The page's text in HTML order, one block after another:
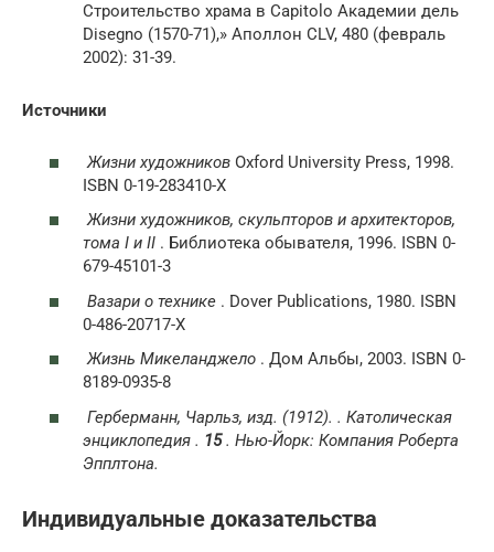
Строительство храма в Capitolo Академии дель
Disegno (1570-71),» Аполлон CLV, 480 (февраль
2002): 31-39.
Источники
Жизни художников Oxford University Press, 1998.
ISBN 0-19-283410-X
Жизни художников, скульпторов и архитекторов,
тома I и II . Библиотека обывателя, 1996. ISBN 0-
679-45101-3
Вазари о технике . Dover Publications, 1980. ISBN
0-486-20717-X
Жизнь Микеланджело . Дом Альбы, 2003. ISBN 0-
8189-0935-8
Герберманн, Чарльз, изд. (1912). . Католическая
энциклопедия . 15. Нью-Йорк: Компания Роберта
Эпплтона.
Индивидуальные доказательства